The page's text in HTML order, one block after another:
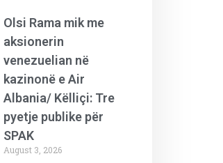
Olsi Rama mik me
aksionerin
venezuelian në
kazinonë e Air
Albania/ Këlliçi: Tre
pyetje publike për
SPAK
August 3, 2026